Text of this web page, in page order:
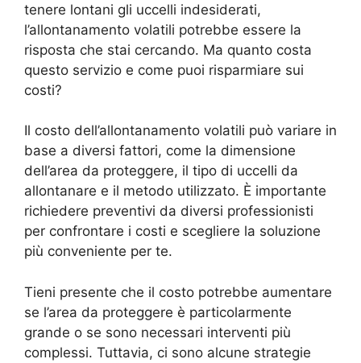
tenere lontani gli uccelli indesiderati,
l’allontanamento volatili potrebbe essere la
risposta che stai cercando. Ma quanto costa
questo servizio e come puoi risparmiare sui
costi?
Il costo dell’allontanamento volatili può variare in
base a diversi fattori, come la dimensione
dell’area da proteggere, il tipo di uccelli da
allontanare e il metodo utilizzato. È importante
richiedere preventivi da diversi professionisti
per confrontare i costi e scegliere la soluzione
più conveniente per te.
Tieni presente che il costo potrebbe aumentare
se l’area da proteggere è particolarmente
grande o se sono necessari interventi più
complessi. Tuttavia, ci sono alcune strategie